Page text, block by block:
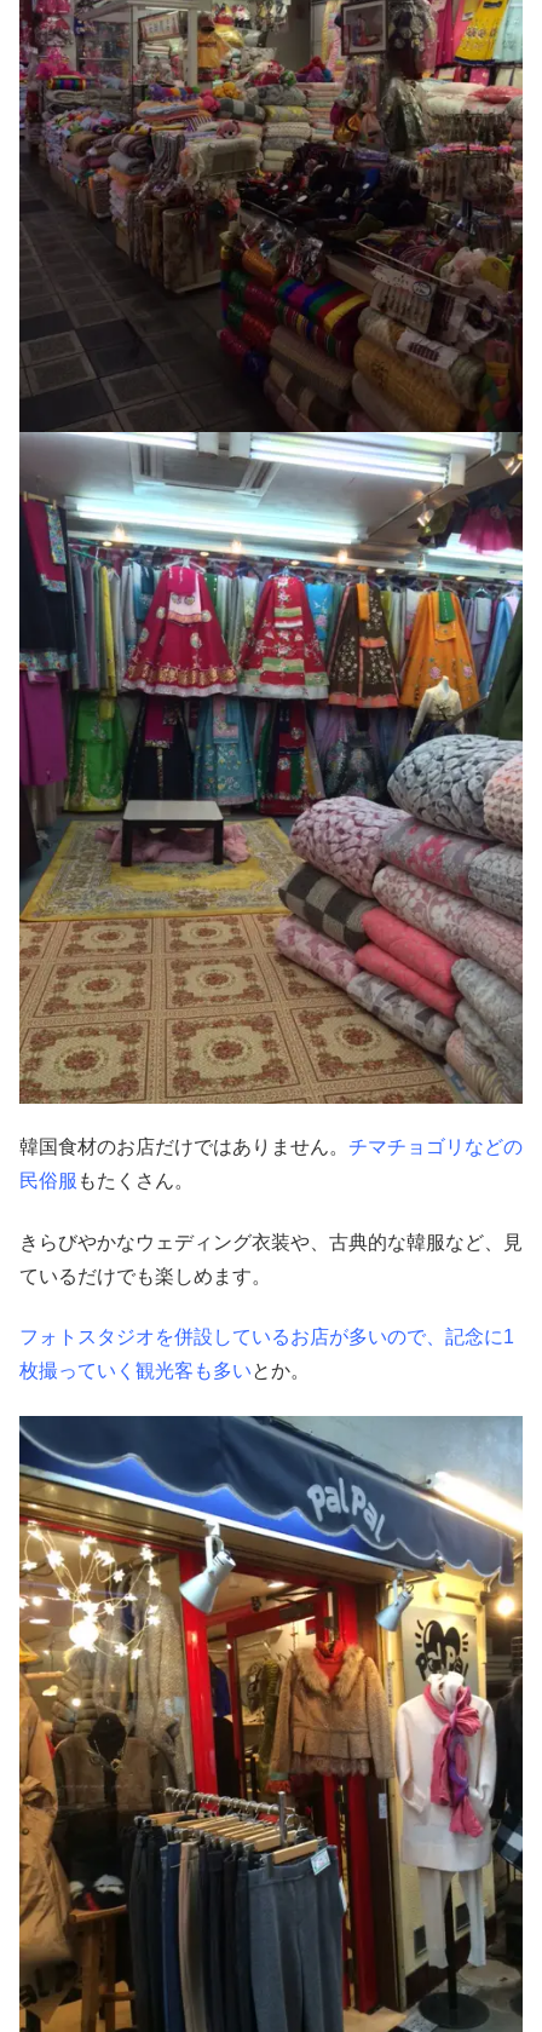
韓国食材のお店だけではありません。 チマチョゴリなどの
民俗服 もたくさん。
きらびやかなウェディング衣装や、古典的な韓服など、見
ているだけでも楽しめます。
フォトスタジオを併設しているお店が多いので、記念に1
枚撮っていく観光客も多いとか。